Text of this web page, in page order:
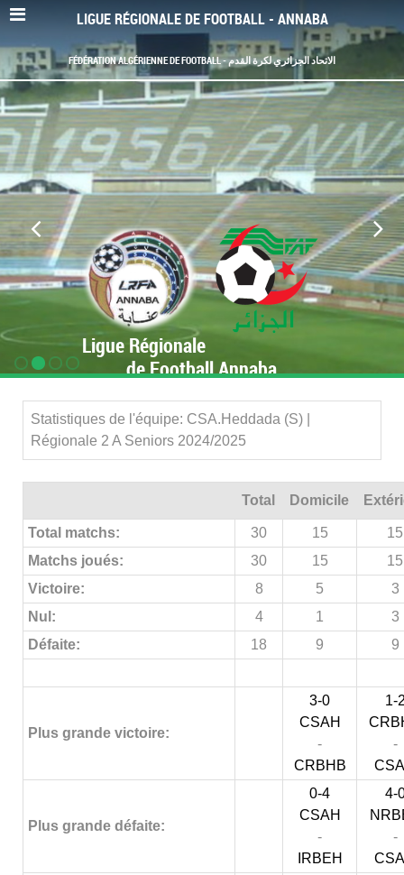
LIGUE RÉGIONALE DE FOOTBALL - ANNABA
FÉDÉRATION ALGÉRIENNE DE FOOTBALL - الاتحاد الجزائري لكرة القدم
Ligue Régionale
de Football Annaba
Statistiques de l'équipe: CSA.Heddada (S) |
Régionale 2 A Seniors 2024/2025
Total Domicile
Total matchs: 30 15
15
Matchs joués:
30 15
15
Victoire:
8 5
3
Nul:
4 1
3
Défaite:
18 9 9
Plus grande victoire:
3-0
CSAH
-
CRBHB
1-
-
Plus grande défaite:
0-4
CSAH
-
IRBEH
4-
-